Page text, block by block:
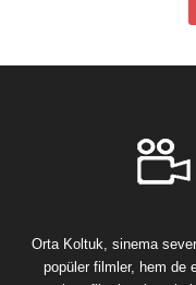
Orta Koltuk, sinema
popüler filmler, hem de